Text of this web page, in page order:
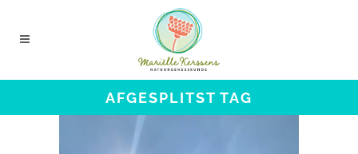
AFGESPLITST TAG